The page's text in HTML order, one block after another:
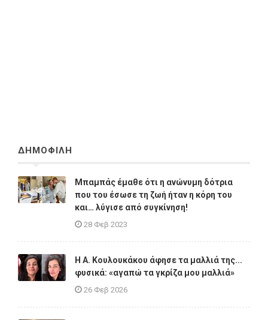
ΔΗΜΟΦΙΛΗ
Μπαμπάς έμαθε ότι η ανώνυμη δότρια
που του έσωσε τη ζωή ήταν η κόρη του
και… λύγισε από συγκίνηση!
28 Φεβ 2023
Η A. Κουλουκάκου άφησε τα μαλλιά της...
φυσικά: «αγαπώ τα γκρίζα μου μαλλιά»
26 Φεβ 2026